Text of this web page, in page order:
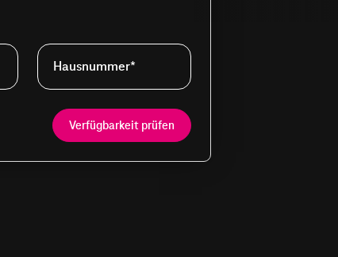
Hausnummer*
Verfügbarkeit prüfen